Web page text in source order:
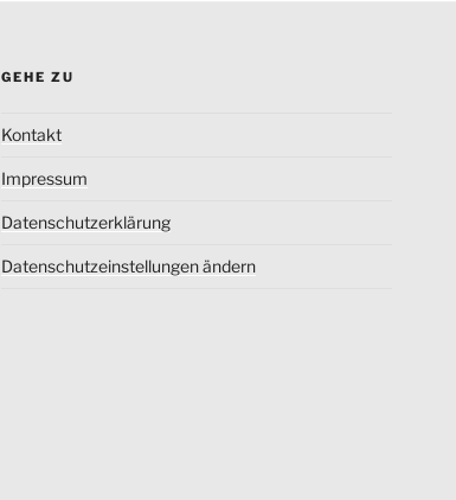
GEHE ZU
Kontakt
Impressum
Datenschutzerklärung
Datenschutzeinstellungen ändern